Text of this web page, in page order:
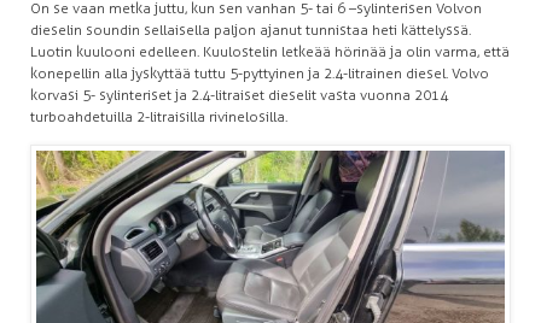
On se vaan metka juttu, kun sen vanhan 5- tai 6 –sylinterisen Volvon
dieselin soundin sellaisella paljon ajanut tunnistaa heti kättelyssä.
Luotin kuulooni edelleen. Kuulostelin letkeää hörinää ja olin varma, että
konepellin alla jyskyttää tuttu 5-pyttyinen ja 2.4-litrainen diesel. Volvo
korvasi 5- sylinteriset ja 2.4-litraiset dieselit vasta vuonna 2014
turboahdetuilla 2-litraisilla rivinelosilla.